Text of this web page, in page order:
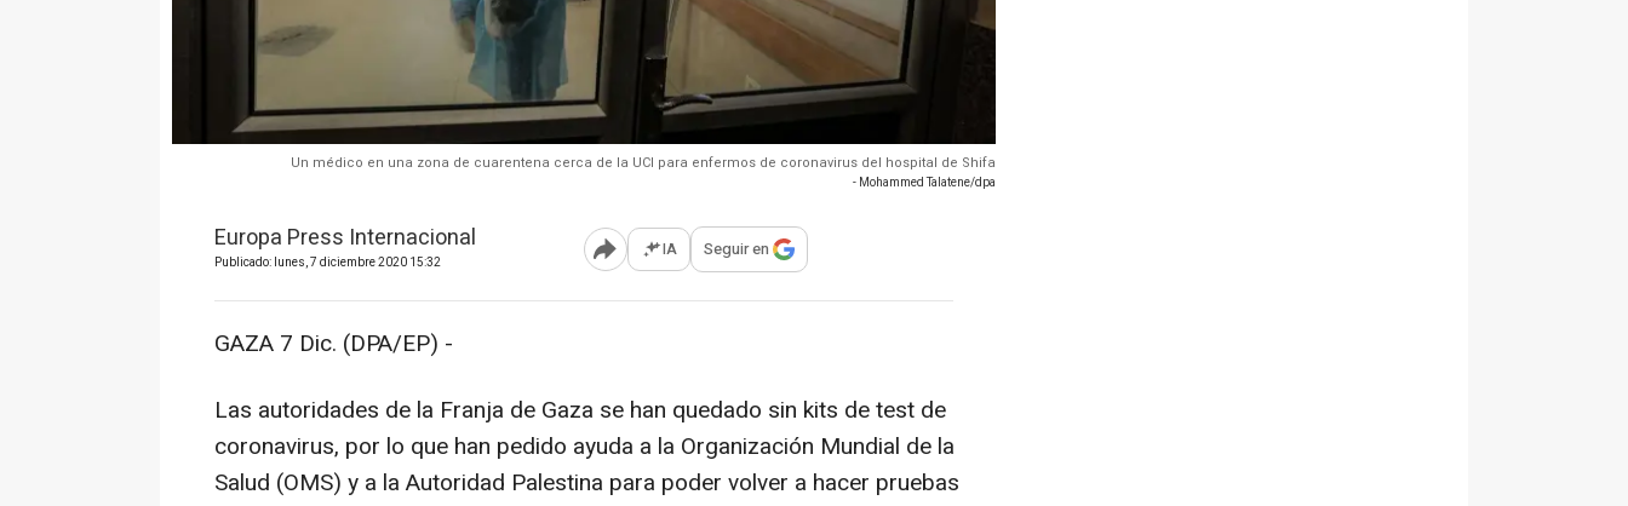
Un médico en una zona de cuarentena cerca de la UCI para enfermos de coronavirus del hospital de Shifa
- Mohammed Talatene/dpa
Europa Press Internacional
Publicado: lunes, 7 diciembre 2020 15:32 Abrir opciones para compartir
IA Seguir en
GAZA 7 Dic. (DPA/EP) -
Las autoridades de la Franja de Gaza se han quedado sin kits de test de
coronavirus, por lo que han pedido ayuda a la Organización Mundial de la
Salud (OMS) y a la Autoridad Palestina para poder volver a hacer pruebas